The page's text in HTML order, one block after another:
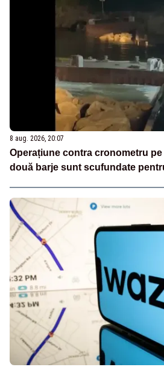
8 aug. 2026, 20:07
Operațiune contra cronometru
două barje sunt scufundate